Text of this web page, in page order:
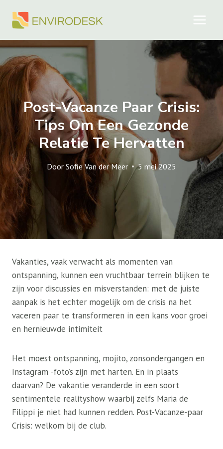
naar
Post-Vacanze Paar Crisis:
Tips Om Een ​​gezonde
Relatie Te Hervatten
Door Sofie Van der Meer 5 mei 2025
Vakanties, vaak verwacht als momenten van
ontspanning, kunnen een vruchtbaar terrein blijken te
zijn voor discussies en misverstanden: met de juiste
aanpak is het echter mogelijk om de crisis na het
vaceren paar te transformeren in een kans voor groei
en hernieuwde intimiteit
Het moest ontspanning, mojito, zonsondergangen en
Instagram -foto’s zijn met harten. En in plaats
daarvan? De vakantie veranderde in een soort
sentimentele realityshow waarbij zelfs Maria de
Filippi je niet had kunnen redden. Post-Vacanze-paar
Crisis: welkom bij de club.